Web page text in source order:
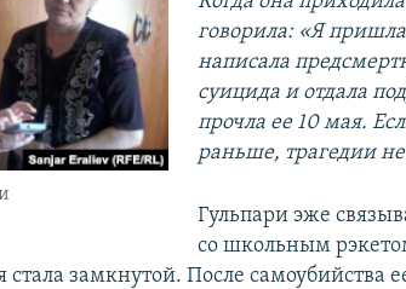
говорила: «Я
написала
суицида и отдала
прочла ее 10 мая.
раньше, трагедии
Гульпари эже
со школьным
стала замкнутой. После самоубийства